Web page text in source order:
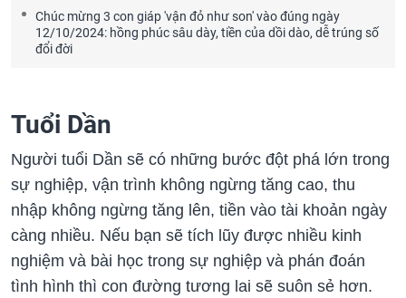
Chúc mừng 3 con giáp 'vận đỏ như son' vào đúng ngày
12/10/2024: hồng phúc sâu dày, tiền của dồi dào, dễ trúng số
đổi đời
Tuổi Dần
Người tuổi Dần sẽ có những bước đột phá lớn trong
sự nghiệp, vận trình không ngừng tăng cao, thu
nhập không ngừng tăng lên, tiền vào tài khoản ngày
càng nhiều. Nếu bạn sẽ tích lũy được nhiều kinh
nghiệm và bài học trong sự nghiệp và phán đoán
tình hình thì con đường tương lai sẽ suôn sẻ hơn.